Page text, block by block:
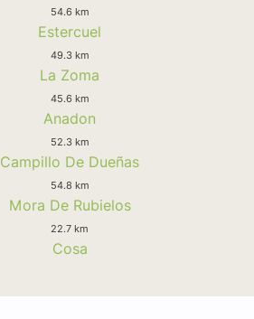
54.6 km
Estercuel
49.3 km
La Zoma
45.6 km
Anadon
52.3 km
Campillo De Dueñas
54.8 km
Mora De Rubielos
22.7 km
Cosa